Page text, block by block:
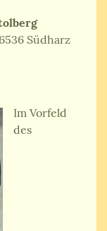
Südharz
Im Vorfeld
des